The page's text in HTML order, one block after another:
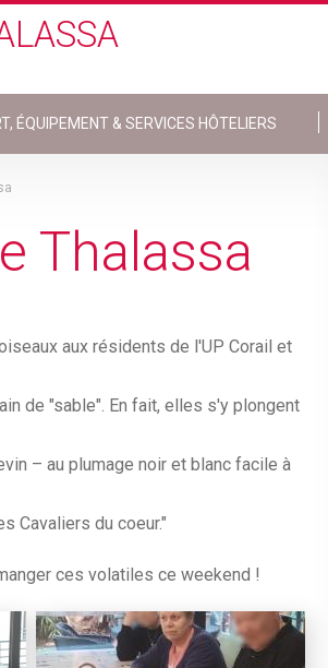
ÉQUIPEMENT & SERVICES HÔTELIERS
Thalassa
aux résidents de l'UP Corail et
de "sable". En fait, elles s'y plongent
– au plumage noir et blanc facile à
Cavaliers du coeur."
ces volatiles ce weekend !